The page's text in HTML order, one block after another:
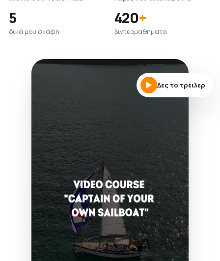
5
δικά μου σκάφη
420+
βιντεομαθήματα
Δες το τρέιλερ